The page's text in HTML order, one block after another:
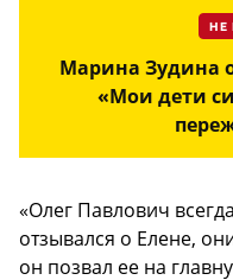
НЕ
Марина Зудина
«Мои дети
«Олег Павлович
отзывался о Елене,
он позвал ее на